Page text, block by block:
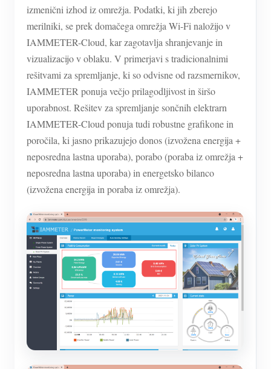
izmenični izhod iz omrežja. Podatki, ki jih zberejo
merilniki, se prek domačega omrežja Wi-Fi naložijo v
IAMMETER-Cloud, kar zagotavlja shranjevanje in
vizualizacijo v oblaku. V primerjavi s tradicionalnimi
rešitvami za spremljanje, ki so odvisne od razsmernikov,
IAMMETER ponuja večjo prilagodljivost in širšo
uporabnost. Rešitev za spremljanje sončnih elektrarn
IAMMETER-Cloud ponuja tudi robustne grafikone in
poročila, ki jasno prikazujejo donos (izvožena energija +
neposredna lastna uporaba), porabo (poraba iz omrežja +
neposredna lastna uporaba) in energetsko bilanco
(izvožena energija in poraba iz omrežja).